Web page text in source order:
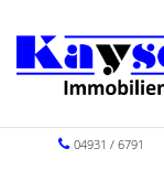
04931 / 6791